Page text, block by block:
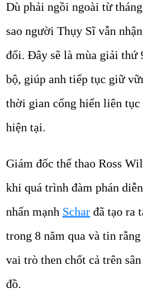
Dù phải ngồi ngoài từ
sao người Thụy Sĩ vẫn
đối. Đây sẽ là mùa giải thứ
bộ, giúp anh tiếp tục giữ
thời gian cống hiến liên
hiện tại.
Giám đốc thể thao Ross
khi quá trình đàm phán
nhấn mạnh Schar đã tạo ra
trong 8 năm qua và tin
vai trò then chốt cả trên
đồ.